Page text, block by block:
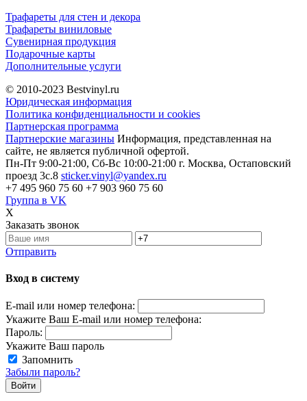
Трафареты для стен и декора
Трафареты виниловые
Сувенирная продукция
Подарочные карты
Дополнительные услуги
© 2010-2023 Bestvinyl.ru
Юридическая информация
Политика конфиденциальности и cookies
Партнерская программа
Партнерские магазины Информация, представленная на
сайте, не является публичной офертой.
Пн-Пт 9:00-21:00, Сб-Вс 10:00-21:00 г. Москва, Остаповский
проезд 3с.8 sticker.vinyl@yandex.ru
+7 495 960 75 60 +7 903 960 75 60
Группа в VK
X
Заказать звонок
Отправить
Вход в систему
E-mail или номер телефона:
Укажите Ваш E-mail или номер телефона:
Пароль:
Укажите Ваш пароль
Запомнить
Забыли пароль?